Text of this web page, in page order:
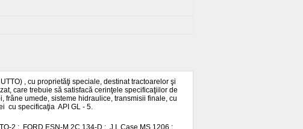
, cu proprietăţi speciale, destinat tractoarelor şi
care trebuie să satisfacă cerinţele specificaţiilor de
umede, sisteme hidraulice, transmisii finale, cu
cu specificaţia API GL - 5.
2 ; FORD ESN-M 2C 134-D ; J.I. Case MS 1206 ;